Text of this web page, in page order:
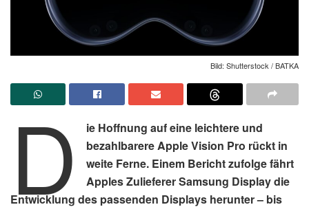
Bild: Shutterstock / BATKA
D
ie Hoffnung auf eine leichtere und
bezahlbarere Apple Vision Pro rückt in
weite Ferne. Einem Bericht zufolge fährt
Apples Zulieferer Samsung Display die
Entwicklung des passenden Displays herunter – bis